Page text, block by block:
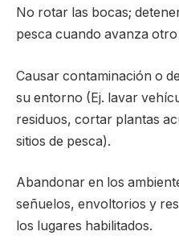
No rotar las bocas;
pesca cuando avanza
Causar contaminación o
su entorno (Ej. lavar
residuos, cortar plantas
sitios de pesca).
Abandonar en los
señuelos, envoltorios y
los lugares habilitados.